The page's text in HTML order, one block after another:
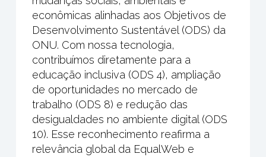
econômicas alinhadas aos Objetivos de
Desenvolvimento Sustentável (ODS) da
ONU. Com nossa tecnologia,
contribuímos diretamente para a
educação inclusiva (ODS 4), ampliação
de oportunidades no mercado de
trabalho (ODS 8) e redução das
desigualdades no ambiente digital (ODS
10). Esse reconhecimento reafirma a
relevância global da EqualWeb e